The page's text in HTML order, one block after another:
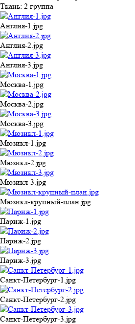
Ткань: 2 группа
Англия-1.jpg
Англия-2.jpg
Англия-3.jpg
Москва-1.jpg
Москва-2.jpg
Москва-3.jpg
Мюзикл-1.jpg
Мюзикл-2.jpg
Мюзикл-3.jpg
Мюзикл-крупный-план.jpg
Париж-1.jpg
Париж-2.jpg
Париж-3.jpg
Санкт-Петербург-1.jpg
Санкт-Петербург-2.jpg
Санкт-Петербург-3.jpg